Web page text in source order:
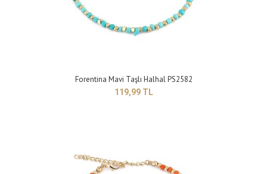
Yapısı : BijuteriRenk : Sarı Boyut : Ayarlanabilir model ..
Forentina Mavi Taşlı Halhal PS2582
119,99 TL